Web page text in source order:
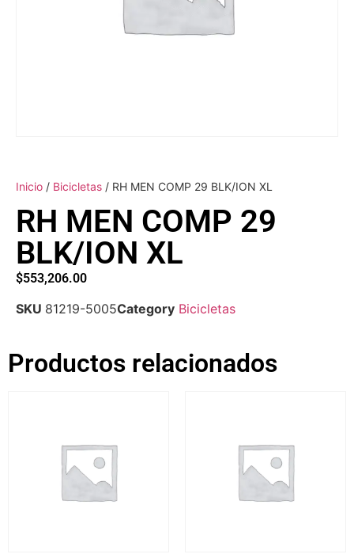
Inicio / Bicicletas / RH MEN COMP 29 BLK/ION XL
RH MEN COMP 29
BLK/ION XL
$553,206.00
SKU 81219-5005Category Bicicletas
Productos relacionados